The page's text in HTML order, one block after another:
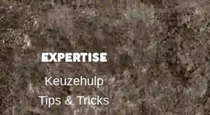
EXPERTISE
Keuzehulp
Tips & Tricks